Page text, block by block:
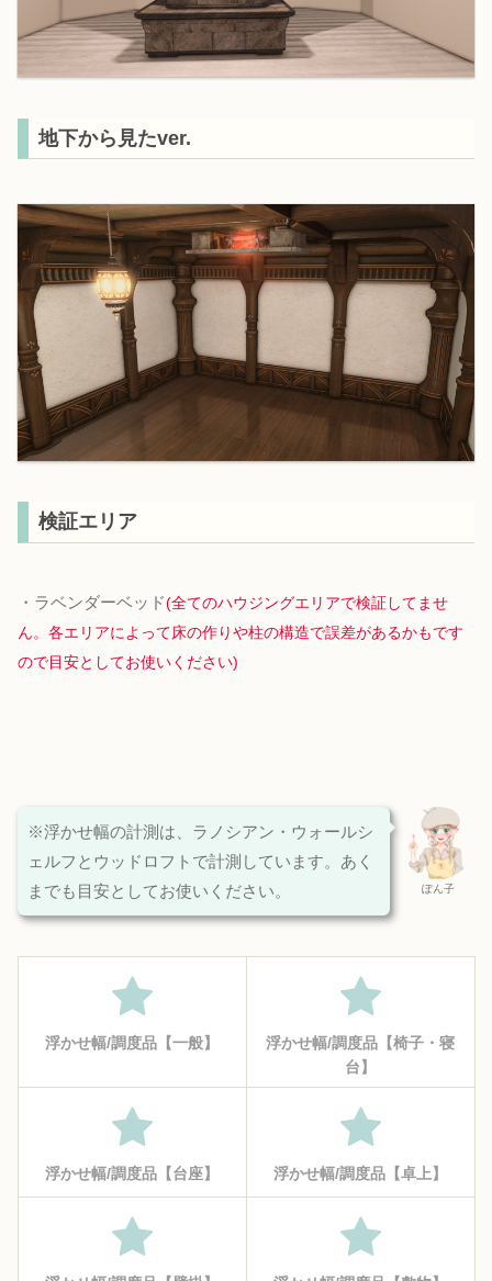
地下から見たver.
検証エリア
・ラベンダーベッド(全てのハウジングエリアで検証してませ
ん。各エリアによって床の作りや柱の構造で誤差があるかもです
ので目安としてお使いください)
ぽん子
※浮かせ幅の計測は、ラノシアン・ウォールシ
ェルフとウッドロフトで計測しています。あく
までも目安としてお使いください。
浮かせ幅/調度品【一般】
浮かせ幅/調度品【椅子・寝
台】
浮かせ幅/調度品【台座】 浮かせ幅/調度品【卓上】